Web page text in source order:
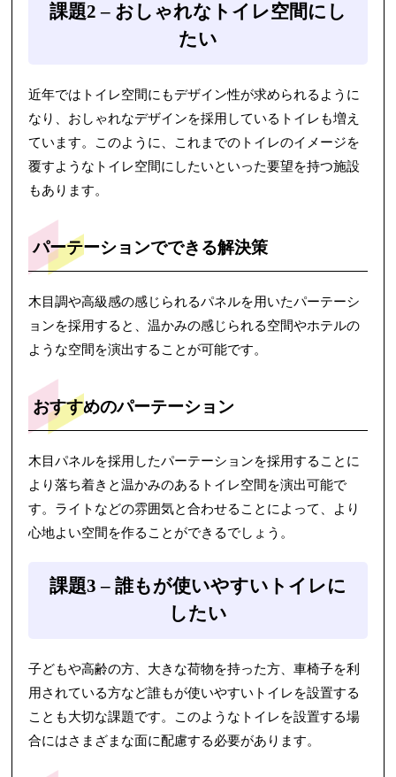
課題2 – おしゃれなトイレ空間にし
たい
近年ではトイレ空間にもデザイン性が求められるように
なり、おしゃれなデザインを採用しているトイレも増え
ています。このように、これまでのトイレのイメージを
覆すようなトイレ空間にしたいといった要望を持つ施設
もあります。
パーテーションでできる解決策
木目調や高級感の感じられるパネルを用いたパーテーシ
ョンを採用すると、温かみの感じられる空間やホテルの
ような空間を演出することが可能です。
おすすめのパーテーション
木目パネルを採用したパーテーションを採用することに
より落ち着きと温かみのあるトイレ空間を演出可能で
す。ライトなどの雰囲気と合わせることによって、より
心地よい空間を作ることができるでしょう。
課題3 – 誰もが使いやすいトイレに
したい
子どもや高齢の方、大きな荷物を持った方、車椅子を利
用されている方など誰もが使いやすいトイレを設置する
ことも大切な課題です。このようなトイレを設置する場
合にはさまざまな面に配慮する必要があります。